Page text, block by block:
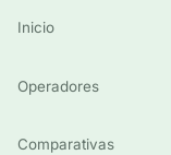
Inicio
Operadores
Comparativas